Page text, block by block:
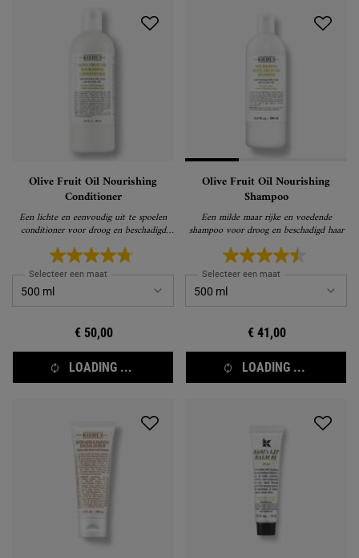
Olive Fruit Oil Nourishing
Conditioner
Een lichte en eenvoudig uit te spoelen
conditioner voor droog en beschadigd
haar
Selecteer een maat
€ 50,00
LOADING ...
Olive Fruit Oil Nourishing
Shampoo
Een milde maar rijke en voedende
shampoo voor droog en beschadigd haar
Selecteer een maat
€ 41,00
LOADING ...